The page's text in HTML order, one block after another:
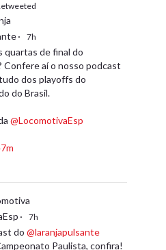
· 7h
quartas de final do
Confere aí o nosso podcast
dos playoffs do
do Brasil.
@LocomotivaEsp
· 7h
do @laranjapulsante
Paulista, confira!